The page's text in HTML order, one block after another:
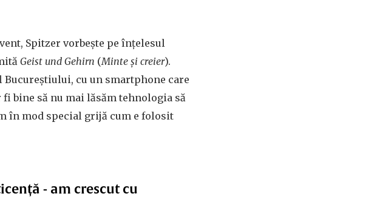
Spitzer vorbește pe înțelesul
Geist und Gehirn (Minte și creier).
cu un smartphone care
bine să nu mai lăsăm tehnologia să
în mod special grijă cum e folosit
- am crescut cu